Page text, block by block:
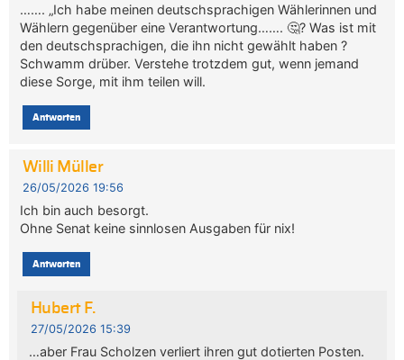
……. „Ich habe meinen deutschsprachigen Wählerinnen und
Wählern gegenüber eine Verantwortung……. 🤔? Was ist mit
den deutschsprachigen, die ihn nicht gewählt haben ?
Schwamm drüber. Verstehe trotzdem gut, wenn jemand
diese Sorge, mit ihm teilen will.
Antworten
Willi Müller
26/05/2026 19:56
Ich bin auch besorgt.
Ohne Senat keine sinnlosen Ausgaben für nix!
Antworten
Hubert F.
27/05/2026 15:39
…aber Frau Scholzen verliert ihren gut dotierten Posten.